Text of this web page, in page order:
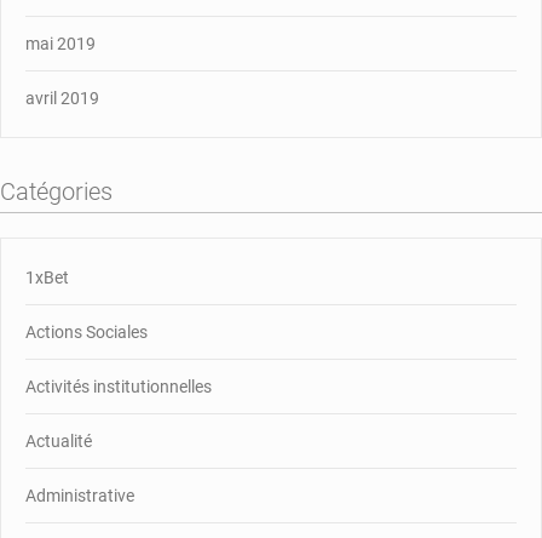
mai 2019
avril 2019
Catégories
1xBet
Actions Sociales
Activités institutionnelles
Actualité
Administrative